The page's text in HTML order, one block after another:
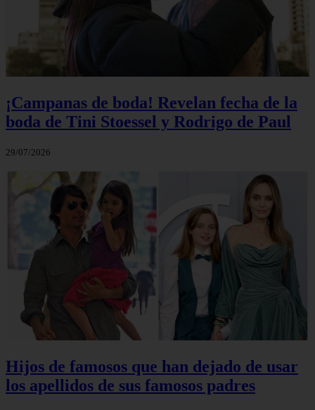
¡Campanas de boda! Revelan fecha de la
boda de Tini Stoessel y Rodrigo de Paul
29/07/2026
Hijos de famosos que han dejado de usar
los apellidos de sus famosos padres